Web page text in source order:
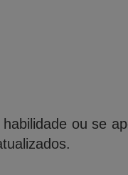
ou se